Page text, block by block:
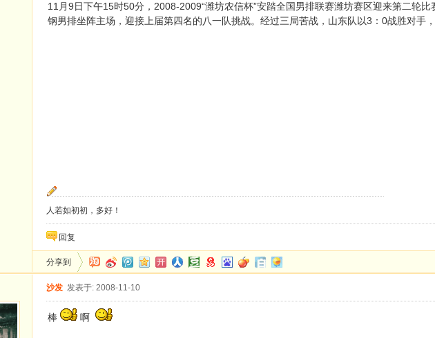
11月9日下午15时50分，2008-2009“潍坊农信杯”安踏全国男排联赛潍坊赛区迎来第二轮
钢男排坐阵主场，迎接上届第四名的八一队挑战。经过三局苦战，山东队以3：0战胜对手，
人若如初初，多好！
回复
分享到
沙发 发表于: 2008-11-10
棒 啊